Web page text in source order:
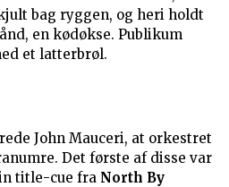
bag ryggen, og heri holdt
en kødøkse. Publikum
et latterbrøl.
John Mauceri, at orkestret
Det første af disse var
title-cue fra North By